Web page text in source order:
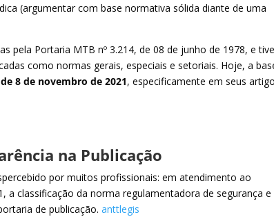
(argumentar com base normativa sólida diante de uma
pela Portaria MTB nº 3.214, de 08 de junho de 1978, e
como normas gerais, especiais e setoriais. Hoje, a
8 de novembro de 2021, especificamente em seus
na Publicação
por muitos profissionais: em atendimento ao
a classificação da norma regulamentadora de segurança e
de publicação. anttlegis